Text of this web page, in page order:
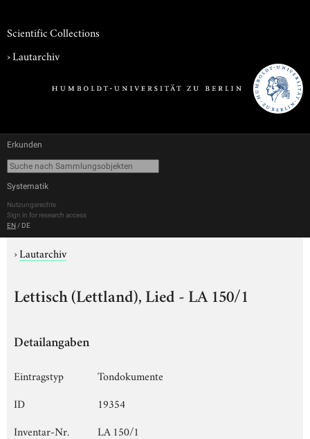
Scientific Collections
›Lautarchiv
Erkunden
Systematik
Nutzungsrechte
Sign in for research access
EN / DE
›Lautarchiv
Lettisch (Lettland), Lied - LA 150/1
Detailangaben
Eintragstyp
Tondokumente
ID
19354
Inventar-Nr.
LA 150/1